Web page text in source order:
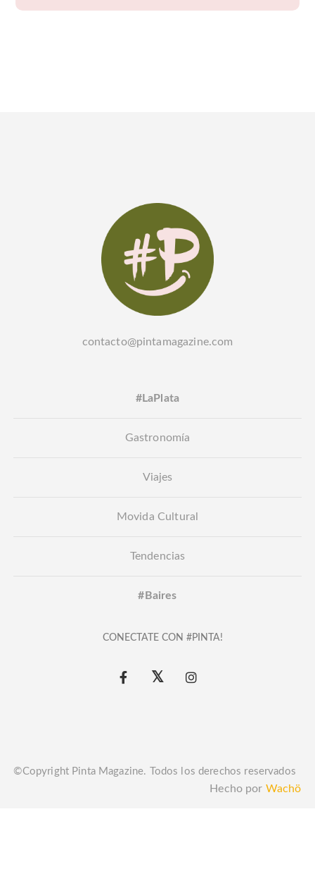
contacto@pintamagazine.com
#LaPlata
Gastronomía
Viajes
Movida Cultural
Tendencias
#Baires
CONECTATE CON #PINTA!
©Copyright Pinta Magazine. Todos los derechos reservados
Hecho por Wachö